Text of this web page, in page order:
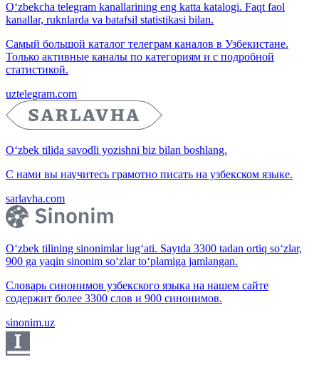
O‘zbekcha telegram kanallarining eng katta katalogi. Faqt faol
kanallar, ruknlarda va batafsil statistikasi bilan.
Самый большой каталог телеграм каналов в Узбекистане.
Только активные каналы по категориям и с подробной
статистикой.
uztelegram.com
O‘zbek tilida savodli yozishni biz bilan boshlang.
С нами вы научитесь грамотно писать на узбекском языке.
sarlavha.com
O‘zbek tilining sinonimlar lug‘ati. Saytda 3300 tadan ortiq so‘zlar,
900 ga yaqin sinonim so‘zlar to‘plamiga jamlangan.
Словарь синонимов узбекского языка на нашем сайте
содержит более 3300 слов и 900 синонимов.
sinonim.uz